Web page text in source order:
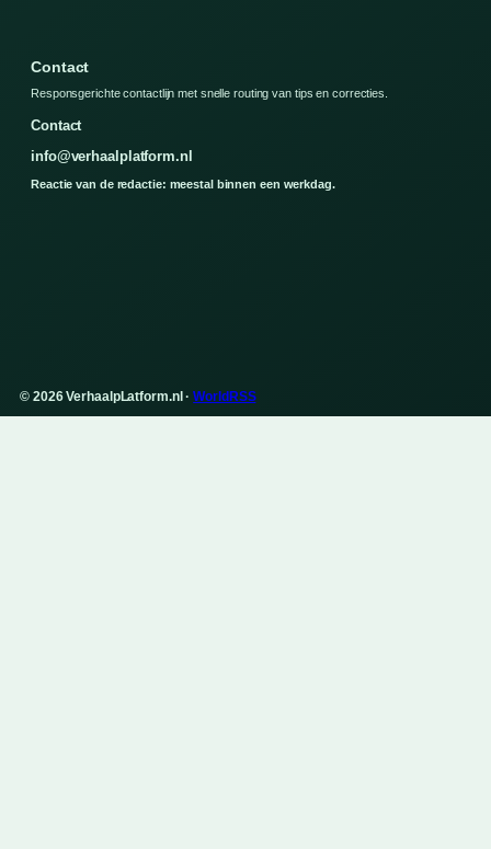
Contact
Responsgerichte contactlijn met snelle routing van tips en correcties.
Contact
info@verhaalplatform.nl
Reactie van de redactie: meestal binnen een werkdag.
© 2026 VerhaalpLatform.nl ·WorldRSS